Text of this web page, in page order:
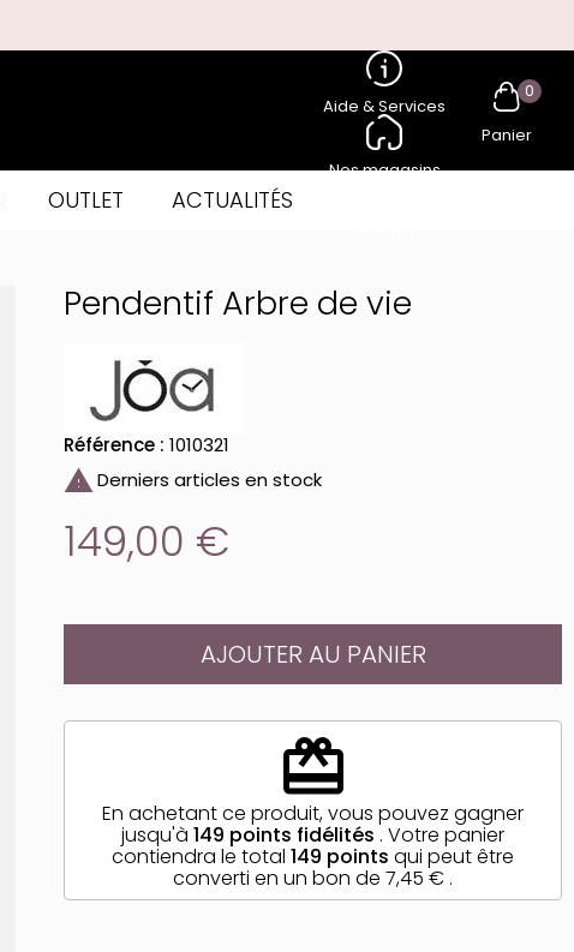
Aide & Services
Nos magasins
0
Panier
OUTLET ACTUALITÉS
Pendentif Arbre de vie
Référence : 1010321
 Derniers articles en stock
149,00 €
AJOUTER AU PANIER
redeem
En achetant ce produit, vous pouvez gagner
jusqu'à149 points fidélités . Votre panier
contiendra le total149 points qui peut être
converti en un bon de7,45 € .